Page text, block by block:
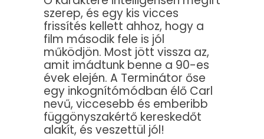
szerep, és egy kis vicces
frissítés kellett ahhoz, hogy a
film második fele is jól
működjön. Most jött vissza az,
amit imádtunk benne a 90-es
évek elején. A Terminátor őse
egy inkognítómódban élő Carl
nevű, viccesebb és emberibb
függönyszakértő kereskedőt
alakít, és veszettül jól!